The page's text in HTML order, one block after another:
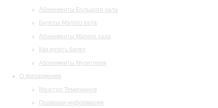
Абонементы Большого зала
Билеты Малого зала
Абонементы Малого зала
Как купить билет
Абонементы Музитория
О филармонии
Маэстро Темирканов
Правовая информация